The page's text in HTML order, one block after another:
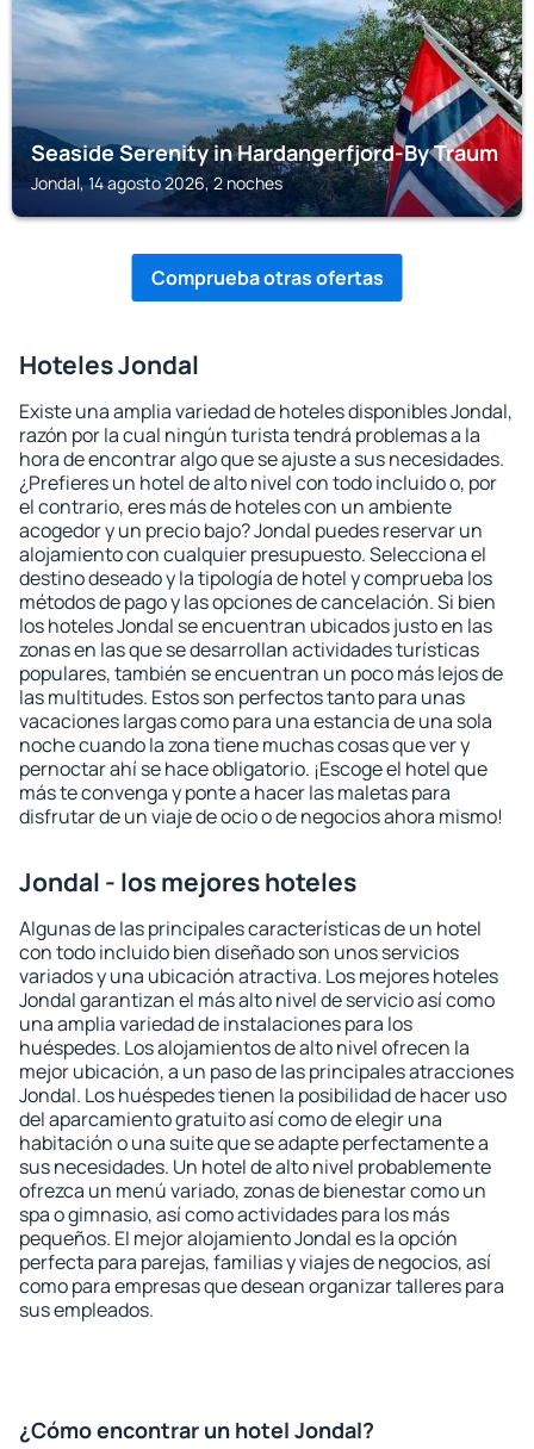
Seaside Serenity in Hardangerfjord-By Traum
Jondal, 14 agosto 2026, 2 noches
Comprueba otras ofertas
Hoteles Jondal
Existe una amplia variedad de hoteles disponibles Jondal,
razón por la cual ningún turista tendrá problemas a la
hora de encontrar algo que se ajuste a sus necesidades.
¿Prefieres un hotel de alto nivel con todo incluido o, por
el contrario, eres más de hoteles con un ambiente
acogedor y un precio bajo? Jondal puedes reservar un
alojamiento con cualquier presupuesto. Selecciona el
destino deseado y la tipología de hotel y comprueba los
métodos de pago y las opciones de cancelación. Si bien
los hoteles Jondal se encuentran ubicados justo en las
zonas en las que se desarrollan actividades turísticas
populares, también se encuentran un poco más lejos de
las multitudes. Estos son perfectos tanto para unas
vacaciones largas como para una estancia de una sola
noche cuando la zona tiene muchas cosas que ver y
pernoctar ahí se hace obligatorio. ¡Escoge el hotel que
más te convenga y ponte a hacer las maletas para
disfrutar de un viaje de ocio o de negocios ahora mismo!
Jondal - los mejores hoteles
Algunas de las principales características de un hotel
con todo incluido bien diseñado son unos servicios
variados y una ubicación atractiva. Los mejores hoteles
Jondal garantizan el más alto nivel de servicio así como
una amplia variedad de instalaciones para los
huéspedes. Los alojamientos de alto nivel ofrecen la
mejor ubicación, a un paso de las principales atracciones
Jondal. Los huéspedes tienen la posibilidad de hacer uso
del aparcamiento gratuito así como de elegir una
habitación o una suite que se adapte perfectamente a
sus necesidades. Un hotel de alto nivel probablemente
ofrezca un menú variado, zonas de bienestar como un
spa o gimnasio, así como actividades para los más
pequeños. El mejor alojamiento Jondal es la opción
perfecta para parejas, familias y viajes de negocios, así
como para empresas que desean organizar talleres para
sus empleados.
¿Cómo encontrar un hotel Jondal?